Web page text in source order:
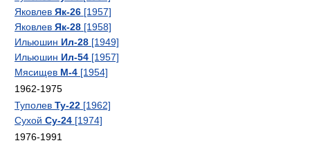
Яковлев Як-26 [1957]
Яковлев Як-28 [1958]
Ильюшин Ил-28 [1949]
Ильюшин Ил-54 [1957]
Мясищев М-4 [1954]
1962-1975
Туполев Ту-22 [1962]
Сухой Су-24 [1974]
1976-1991